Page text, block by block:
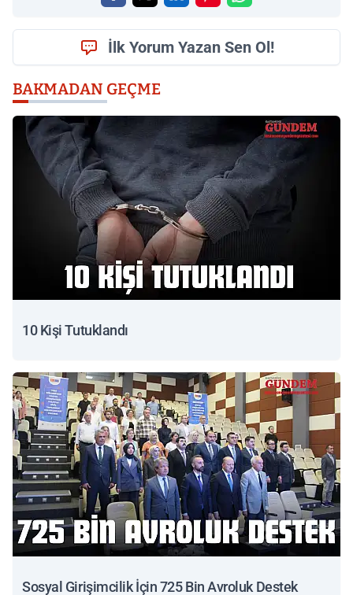
İlk Yorum Yazan Sen Ol!
BAKMADAN GEÇME
10 Kişi Tutuklandı
Sosyal Girişimcilik İçin 725 Bin Avroluk Destek